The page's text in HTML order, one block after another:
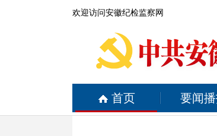
欢迎访问安徽纪检监察网
首页 要闻